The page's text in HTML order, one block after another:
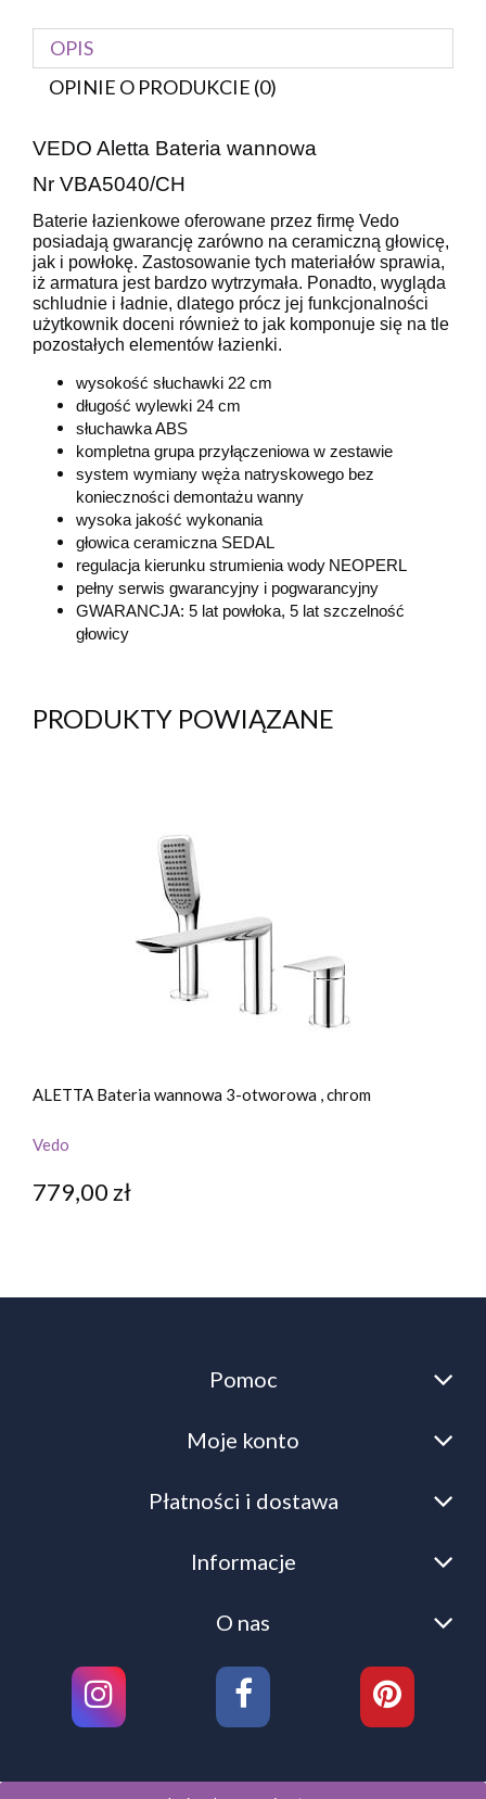
OPIS
OPINIE O PRODUKCIE (0)
VEDO Aletta Bateria wannowa
Nr VBA5040/CH
Baterie łazienkowe oferowane przez firmę Vedo
posiadają gwarancję zarówno na ceramiczną głowicę,
jak i powłokę. Zastosowanie tych materiałów sprawia,
iż armatura jest bardzo wytrzymała. Ponadto, wygląda
schludnie i ładnie, dlatego prócz jej funkcjonalności
użytkownik doceni również to jak komponuje się na tle
pozostałych elementów łazienki.
wysokość słuchawki 22 cm
długość wylewki 24 cm
słuchawka ABS
kompletna grupa przyłączeniowa w zestawie
system wymiany węża natryskowego bez
konieczności demontażu wanny
wysoka jakość wykonania
głowica ceramiczna SEDAL
regulacja kierunku strumienia wody NEOPERL
pełny serwis gwarancyjny i pogwarancyjny
GWARANCJA: 5 lat powłoka, 5 lat szczelność
głowicy
PRODUKTY POWIĄZANE
ALETTA Bateria wannowa 3-otworowa , chrom
Vedo
779,00 zł
Pomoc
Moje konto
Płatności i dostawa
Informacje
O nas